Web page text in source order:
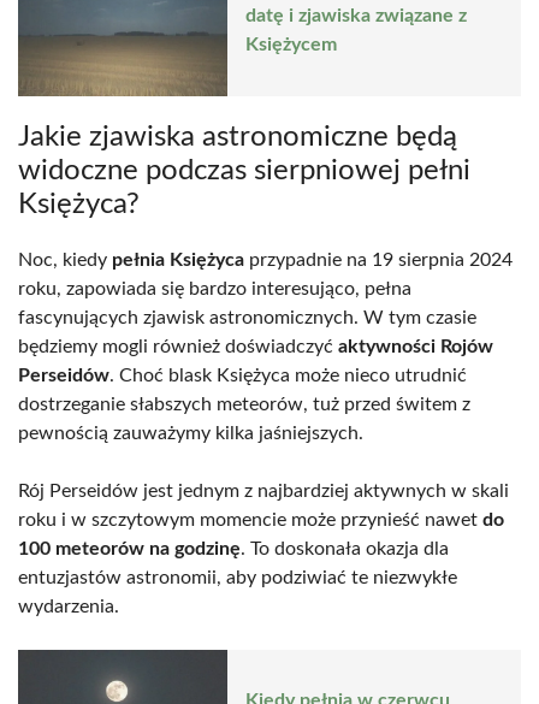
datę i zjawiska związane z
Księżycem
Jakie zjawiska astronomiczne będą
widoczne podczas sierpniowej pełni
Księżyca?
Noc, kiedy pełnia Księżyca przypadnie na 19 sierpnia 2024
roku, zapowiada się bardzo interesująco, pełna
fascynujących zjawisk astronomicznych. W tym czasie
będziemy mogli również doświadczyć aktywności Rojów
Perseidów. Choć blask Księżyca może nieco utrudnić
dostrzeganie słabszych meteorów, tuż przed świtem z
pewnością zauważymy kilka jaśniejszych.
Rój Perseidów jest jednym z najbardziej aktywnych w skali
roku i w szczytowym momencie może przynieść nawet do
100 meteorów na godzinę. To doskonała okazja dla
entuzjastów astronomii, aby podziwiać te niezwykłe
wydarzenia.